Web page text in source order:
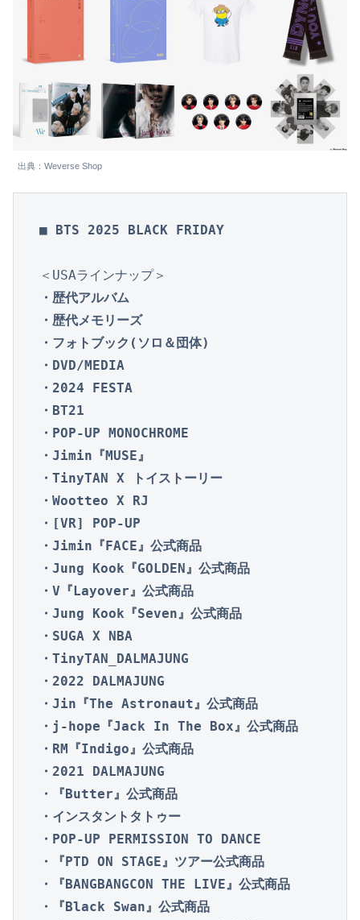
出典：Weverse Shop
■ BTS 2025 BLACK FRIDAY
・歴代アルバム
・歴代メモリーズ
・フォトブック(ソロ＆団体)
・DVD/MEDIA
・2024 FESTA
・BT21
・POP-UP MONOCHROME
・Jimin『MUSE』
・TinyTAN X トイストーリー
・Wootteo X RJ
・[VR] POP-UP
・Jimin『FACE』公式商品
・Jung Kook『GOLDEN』公式商品
・V『Layover』公式商品
・Jung Kook『Seven』公式商品
・SUGA X NBA
・TinyTAN_DALMAJUNG
・2022 DALMAJUNG
・Jin『The Astronaut』公式商品
・j-hope『Jack In The Box』公式商品
・RM『Indigo』公式商品
・2021 DALMAJUNG
・『Butter』公式商品
・インスタントタトゥー
・POP-UP PERMISSION TO DANCE
・『PTD ON STAGE』ツアー公式商品
・『BANGBANGCON THE LIVE』公式商品
・『Black Swan』公式商品